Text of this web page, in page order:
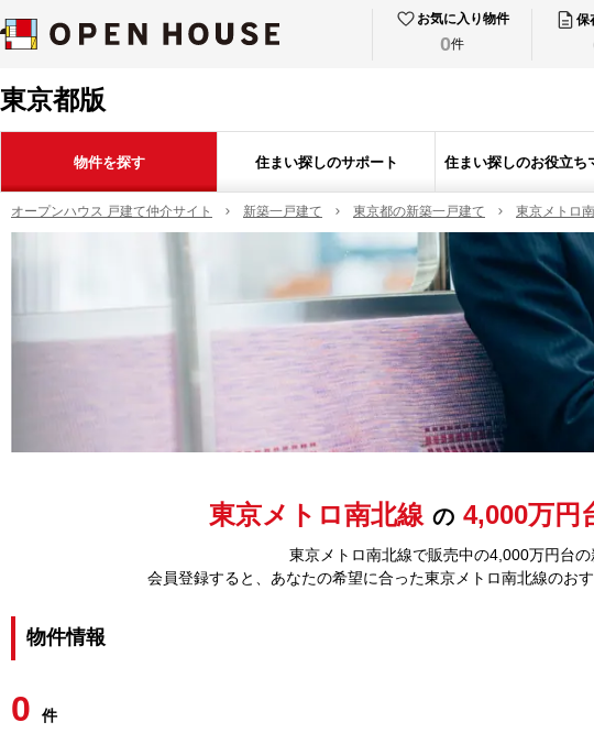
お気に入り物件
0件
保
東京都版
物件を探す 住まい探しのサポート 住まい探しのお役立ち
オープンハウス 戸建て仲介サイト 新築一戸建て 東京都の新築一戸建て 東京メトロ
東京メトロ南北線 の 4,000万円
東京メトロ南北線で販売中の4,000万円台の
会員登録すると、あなたの希望に合った東京メトロ南北線のお
物件情報
0 件